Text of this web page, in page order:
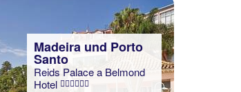
Madeira und Porto
Santo
Reids Palace a Belmond
Hotel